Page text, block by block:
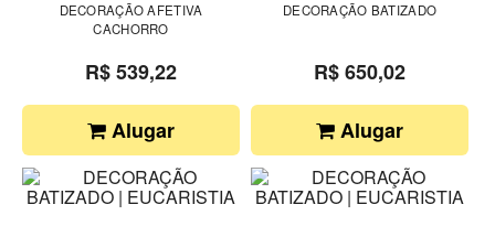
DECORAÇÃO AFETIVA
CACHORRO
R$ 539,22
Alugar
DECORAÇÃO BATIZADO
R$ 650,02
Alugar